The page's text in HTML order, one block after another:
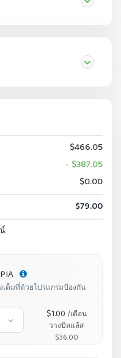
$466.05
- $387.05
$0.00
$79.00
ต็มที่ด้วยโปรแกรมป้องกัน
$1.00 /เดือน
วางบิลแล้ส
$36.00